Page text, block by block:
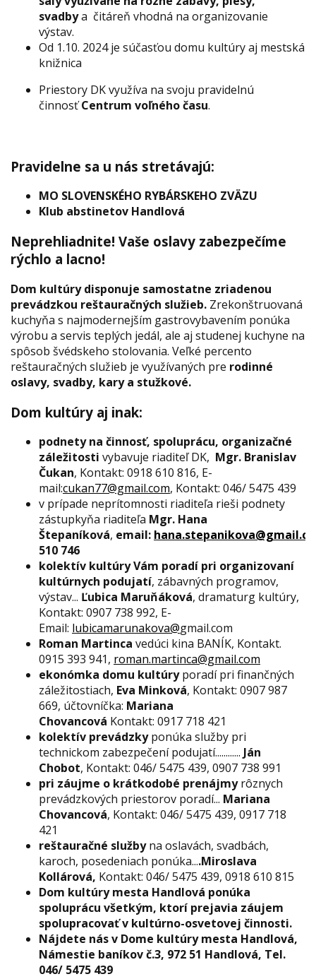
svadbya čitáreň vhodná na organizovanie
výstav.
Od 1.10. 2024 je súčasťou domu kultúry aj mestská
knižnica
Priestory DK využíva na svoju pravidelnú
činnosťCentrum voľného času.
Pravidelne sa u nás stretávajú:
MO SLOVENSKÉHO RYBÁRSKEHO ZVÄZU
Klub abstinetov Handlová
Neprehliadnite! Vaše oslavy zabezpečíme
rýchlo a lacno!
Dom kultúry disponuje samostatne zriadenou
prevádzkou reštauračných služieb. Zrekonštruovaná
kuchyňa s najmodernejším gastrovybavením ponúka
výrobu a servis teplých jedál, ale aj studenej kuchyne na
spôsob švédskeho stolovania. Veľké percento
reštauračných služieb je využívaných pre rodinné
oslavy, svadby, kary a stužkové.
Dom kultúry aj inak:
podnety na činnosť, spoluprácu, organizačné
záležitosti vybavuje riaditeľ DK, Mgr. Branislav
Čukan, Kontakt: 0918 610 816, E-
mail:cukan77@gmail.com, Kontakt: 046/ 5475 439
v prípade neprítomnosti riaditeľa rieši podnety
zástupkyňa riaditeľa Mgr. Hana
Štepaníková, email:
510 746
kolektív kultúry Vám poradí pri organizovaní
kultúrnych podujatí, zábavných programov,
výstav... Ľubica Maruňáková, dramaturg kultúry,
Kontakt: 0907 738 992, E-
Email: lubicamarunakova@gmail.com
Roman Martinca vedúci kina BANÍK, Kontakt.
0915 393 941, roman.martinca@gmail.com
ekonómka domu kultúryporadí pri finančných
záležitostiach, Eva Minková, Kontakt: 0907 987
669, účtovníčka: Mariana
Chovancová Kontakt: 0917 718 421
kolektív prevádzkyponúka služby pri
technickom zabezpečení podujatí............ Ján
Chobot, Kontakt: 046/ 5475 439, 0907 738 991
pri záujme o krátkodobé prenájmyrôznych
prevádzkových priestorov poradí... Mariana
Chovancová, Kontakt: 046/ 5475 439, 0917 718
421
reštauračné službyna oslavách, svadbách,
karoch, posedeniach ponúka....Miroslava
Kollárová, Kontakt: 046/ 5475 439, 0918 610 815
Dom kultúry mesta Handlová ponúka
spoluprácu všetkým, ktorí prejavia záujem
spolupracovať v kultúrno-osvetovej činnosti.
Nájdete nás v Dome kultúry mesta Handlová,
Námestie baníkov č.3, 972 51 Handlová, Tel.
046/ 5475 439